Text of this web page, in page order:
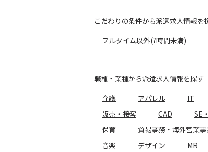
こだわりの条件から派遣求人情報を
フルタイム以外(7時間未満)
職種・業種から派遣求人情報を探す
介護
アパレル IT
販売・接客
CAD SE
保育
貿易事務・海外営業事
音楽
デザイン MR